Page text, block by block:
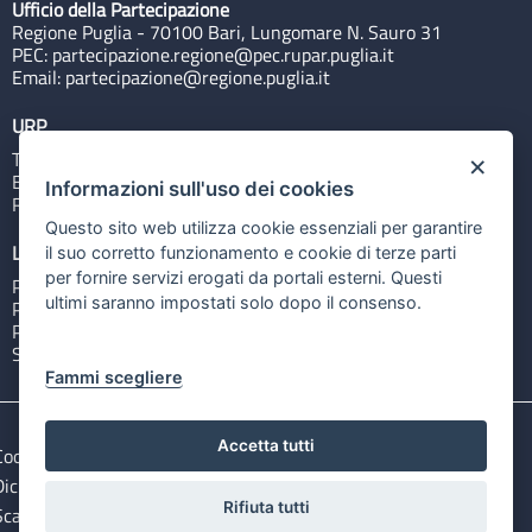
Ufficio della Partecipazione
Regione Puglia - 70100 Bari, Lungomare N. Sauro 31
PEC: partecipazione.regione@pec.rupar.puglia.it
Email: partecipazione@regione.puglia.it
URP
Tel: 800713939
Email:quiregione@regione.puglia.it
Rubrica
Link utili
Portale Istituzionale
PO FESR Puglia 2014-2020
PSR Puglia 2014-2020
Sistema Puglia
e privacy
Note legali
di accessibilità
i file Open Data
×
Informazioni sull'uso dei cookies
Questo sito web utilizza cookie essenziali per garantire
il suo corretto funzionamento e cookie di terze parti
per fornire servizi erogati da portali esterni. Questi
ultimi saranno impostati solo dopo il consenso.
Fammi scegliere
Accetta tutti
Rifiuta tutti